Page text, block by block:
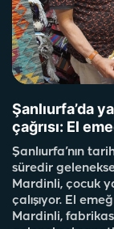
Şanlıurfa’da
çağrısı: El
Şanlıurfa’nın
süredir
Mardinli, çocuk
çalışıyor. El
Mardinli,